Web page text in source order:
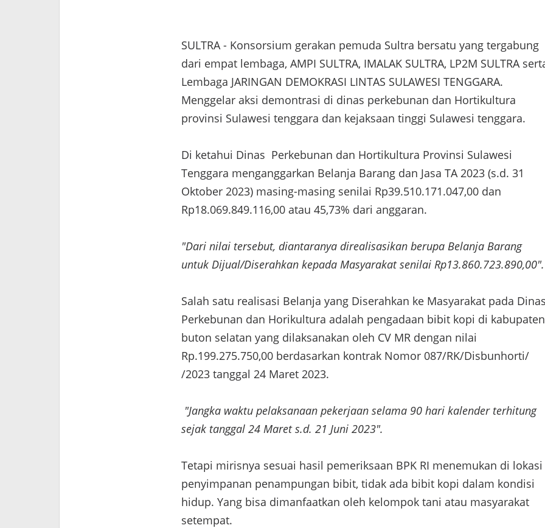
SULTRA - Konsorsium gerakan pemuda Sultra bersatu yang tergabung
dari empat lembaga, AMPI SULTRA, IMALAK SULTRA, LP2M SULTRA
Lembaga JARINGAN DEMOKRASI LINTAS SULAWESI TENGGARA.
Menggelar aksi demontrasi di dinas perkebunan dan Hortikultura
provinsi Sulawesi tenggara dan kejaksaan tinggi Sulawesi tenggara.
Di ketahui Dinas Perkebunan dan Hortikultura Provinsi Sulawesi
Tenggara menganggarkan Belanja Barang dan Jasa TA 2023 (s.d. 31
Oktober 2023) masing-masing senilai Rp39.510.171.047,00 dan
Rp18.069.849.116,00 atau 45,73% dari anggaran.
"Dari nilai tersebut, diantaranya direalisasikan berupa Belanja Barang
untuk Dijual/Diserahkan kepada Masyarakat senilai Rp13.860.723.890,00".
Salah satu realisasi Belanja yang Diserahkan ke Masyarakat pada
Perkebunan dan Horikultura adalah pengadaan bibit kopi di kabupaten
buton selatan yang dilaksanakan oleh CV MR dengan nilai
Rp.199.275.750,00 berdasarkan kontrak Nomor 087/RK/Disbunhorti/
/2023 tanggal 24 Maret 2023.
"Jangka waktu pelaksanaan pekerjaan selama 90 hari kalender terhitung
sejak tanggal 24 Maret s.d. 21 Juni 2023".
Tetapi mirisnya sesuai hasil pemeriksaan BPK RI menemukan di lokasi
penyimpanan penampungan bibit, tidak ada bibit kopi dalam kondisi
hidup. Yang bisa dimanfaatkan oleh kelompok tani atau masyarakat
setempat.